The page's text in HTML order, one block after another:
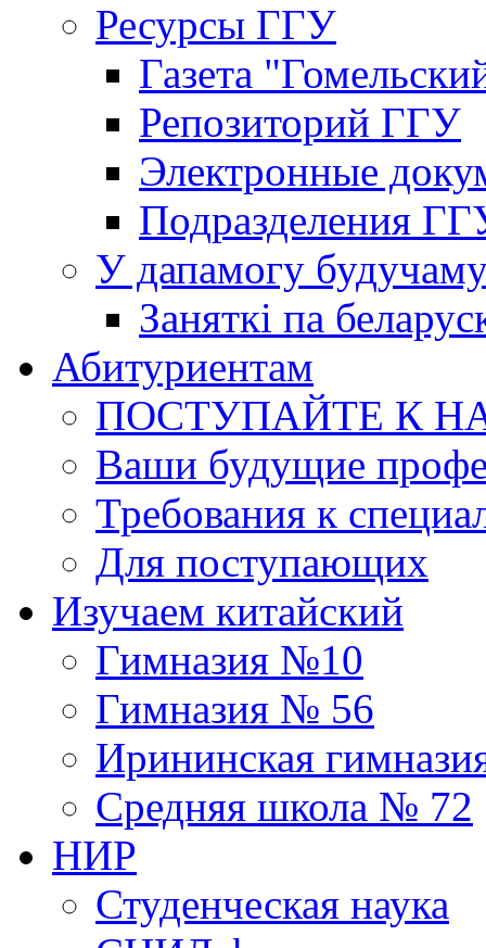
Ресурсы ГГУ
Газета
Репозиторий ГГУ
Электронные
Подразделения
У дапамогу
Заняткi па
Абитуриентам
ПОСТУПАЙТЕ К
Ваши будущие
Требования к
Для поступающих
Изучаем китайский
Гимназия №10
Гимназия № 56
Ирининская
Средняя школа № 72
НИР
Студенческая наука